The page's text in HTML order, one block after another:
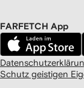
FARFETCH App
Schutz geistigen